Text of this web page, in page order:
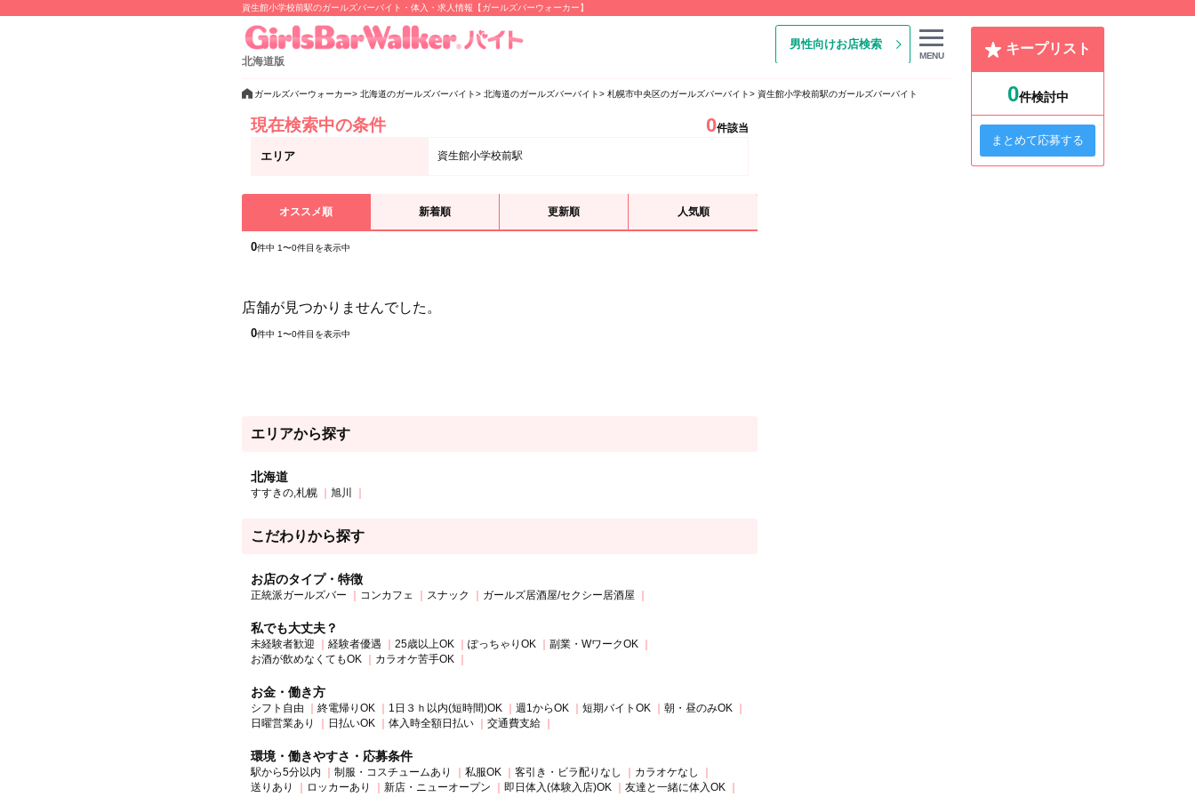
資生館小学校前駅のガールズバーバイト・体入・求人情報【ガールズバーウォーカー】
北海道版
男性向けお店検索
MENU
ガールズバーウォーカー 北海道のガールズバーバイト 北海道のガールズバーバイト 札幌市中央区のガールズバーバイト 資生館小学校前駅のガールズバーバイト
現在検索中の条件 0件該当
エリア 資生館小学校前駅
オススメ順 新着順 更新順 人気順
0件中 1〜0件目を表示中
店舗が見つかりませんでした。
0件中 1〜0件目を表示中
エリアから探す
北海道
すすきの,札幌 旭川
こだわりから探す
お店のタイプ・特徴
正統派ガールズバー コンカフェ スナック ガールズ居酒屋/セクシー居酒屋
私でも大丈夫？
未経験者歓迎 経験者優遇 25歳以上OK ぽっちゃりOK
副業・WワークOK
お酒が飲めなくてもOK
カラオケ苦手OK
お金・働き方
シフト自由 終電帰りOK 1日３ｈ以内(短時間)OK 週1からOK 短期バイトOK
朝・昼のみOK
日曜営業あり
日払いOK 体入時全額日払い 交通費支給
環境・働きやすさ・応募条件
駅から5分以内 制服・コスチュームあり 私服OK 客引き・ビラ配りなし
カラオケなし
送りあり
ロッカーあり 新店・ニューオープン 即日体入(体験入店)OK
友達と一緒に体入OK
キープリスト
0件検討中
まとめて応募する